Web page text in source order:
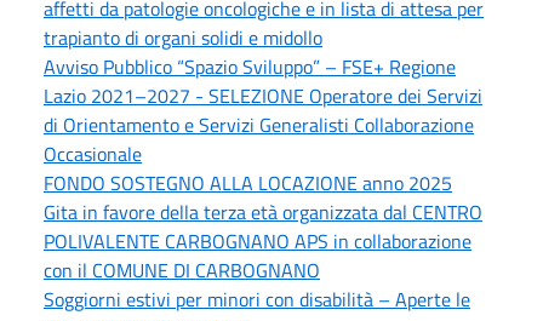
affetti da patologie oncologiche e in lista di attesa per
trapianto di organi solidi e midollo
Avviso Pubblico “Spazio Sviluppo” – FSE+ Regione
Lazio 2021–2027 - SELEZIONE Operatore dei Servizi
di Orientamento e Servizi Generalisti Collaborazione
Occasionale
FONDO SOSTEGNO ALLA LOCAZIONE anno 2025
Gita in favore della terza età organizzata dal CENTRO
POLIVALENTE CARBOGNANO APS in collaborazione
con il COMUNE DI CARBOGNANO
Soggiorni estivi per minori con disabilità – Aperte le